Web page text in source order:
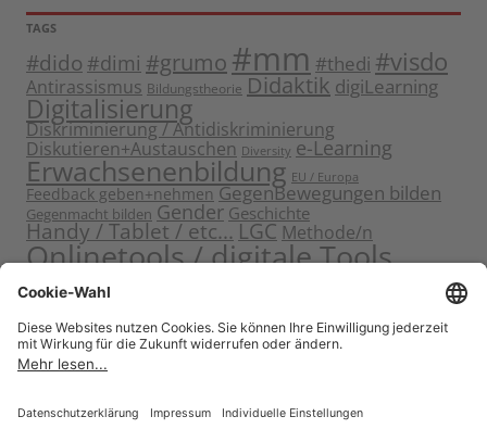
TAGS
#dido #dimi #grumo #mm #thedi #visdo
Antirassismus Bildungstheorie Didaktik digiLearning
Digitalisierung
Diskriminierung / Antidiskriminierung
Diskutieren+Austauschen Diversity e-Learning
Erwachsenenbildung EU / Europa
Feedback geben+nehmen GegenBewegungen bilden
Gegenmacht bilden Gender Geschichte
Handy / Tablet / etc... LGC Methode/n
Onlinetools / digitale Tools
Politische Bildung
Sensibilisieren Sichern+Verankern Solidarität
Starten+Kennenlernen Tagung
Teamentwicklung+Gruppendynamik
VideoVisualisierung Voneinander+miteinander lernen